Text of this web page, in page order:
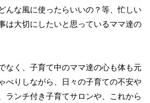
んな風に使ったらいいの？等、忙しい
は大切にしたいと思っているママ達の
なく、子育て中のママ達の心も体も元
りしながら、日々の子育ての不安や
ランチ付き子育てサロンや、これから